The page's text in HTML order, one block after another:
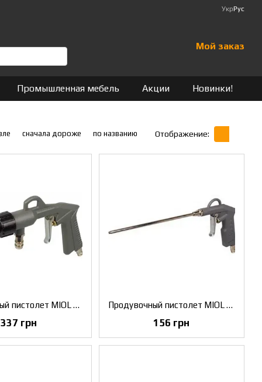
УкрРус
Мой заказ
Промышленная мебель Акции Новинки!
сначала дороже по названию Отображение:
Продувочный пистолет MIOL 81-513
337 грн
Продувочный пистолет MIOL 81-510 длинный
156 грн